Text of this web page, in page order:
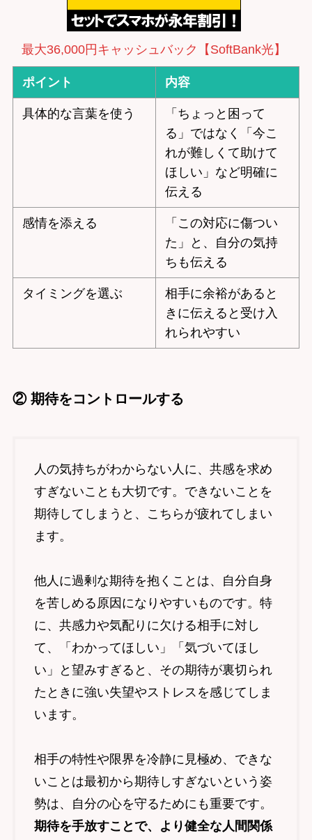
最大36,000円キャッシュバック【SoftBank光】
ポイント 内容
具体的な言葉を使う
「ちょっと困って
る」ではなく「今こ
れが難しくて助けて
ほしい」など明確に
伝える
感情を添える
「この対応に傷つい
た」と、自分の気持
ちも伝える
タイミングを選ぶ
相手に余裕があると
きに伝えると受け入
れられやすい
② 期待をコントロールする
人の気持ちがわからない人に、共感を求め
すぎないことも大切です。できないことを
期待してしまうと、こちらが疲れてしまい
ます。
他人に過剰な期待を抱くことは、自分自身
を苦しめる原因になりやすいものです。特
に、共感力や気配りに欠ける相手に対し
て、「わかってほしい」「気づいてほし
い」と望みすぎると、その期待が裏切られ
たときに強い失望やストレスを感じてしま
います。
相手の特性や限界を冷静に見極め、できな
いことは最初から期待しすぎないという姿
勢は、自分の心を守るためにも重要です。
期待を手放すことで、より健全な人間関係